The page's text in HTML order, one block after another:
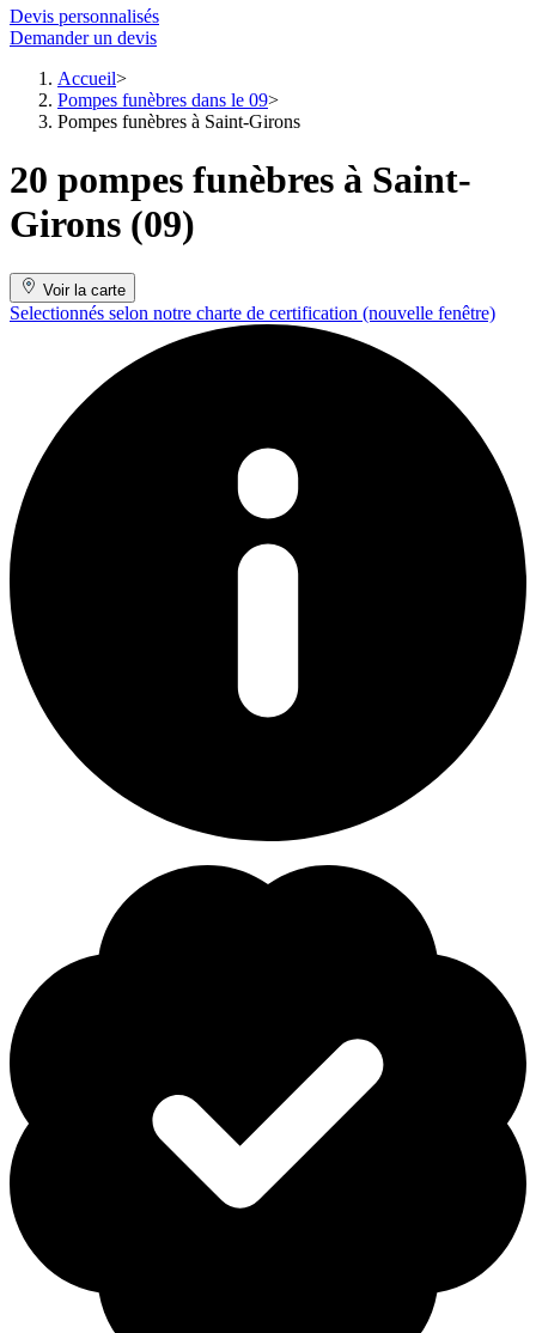
Devis personnalisés
Demander un devis
Accueil
Pompes funèbres dans le 09
Pompes funèbres à Saint-Girons
20 pompes funèbres à Saint-
Girons (09)
Voir la carte
Selectionnés selon notre charte de certification (nouvelle fenêtre)